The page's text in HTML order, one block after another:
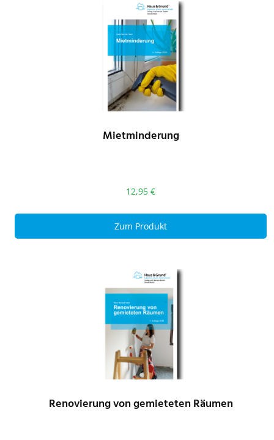
Mietminderung
12,95 €
Zum Produkt
Renovierung von gemieteten Räumen